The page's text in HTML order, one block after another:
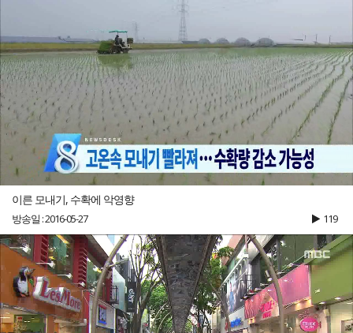
이른 모내기, 수확에 악영향
방송일 : 2016-05-27 119